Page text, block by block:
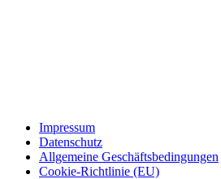
Impressum
Datenschutz
Allgemeine Geschäftsbedingungen
Cookie-Richtlinie (EU)